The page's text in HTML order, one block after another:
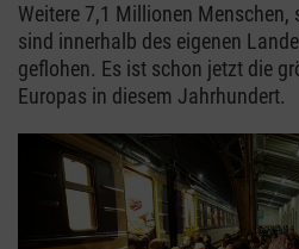
Weitere 7,1 Millionen Menschen,
sind innerhalb des eigenen
geflohen. Es ist schon jetzt die
Europas in diesem Jahrhundert.